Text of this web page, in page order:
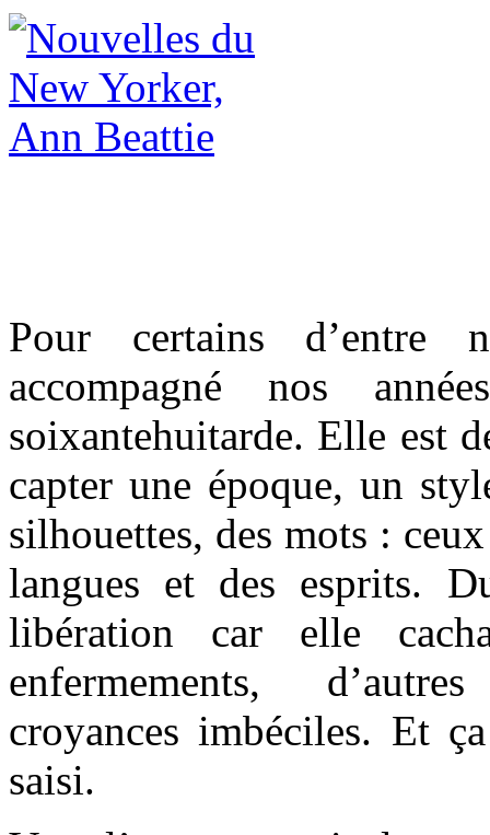
Pour certains d’entre
accompagné nos
soixantehuitarde. Elle est
capter une époque, un
silhouettes, des mots :
langues et des esprits.
libération car elle
enfermements,
croyances imbéciles. Et
saisi.